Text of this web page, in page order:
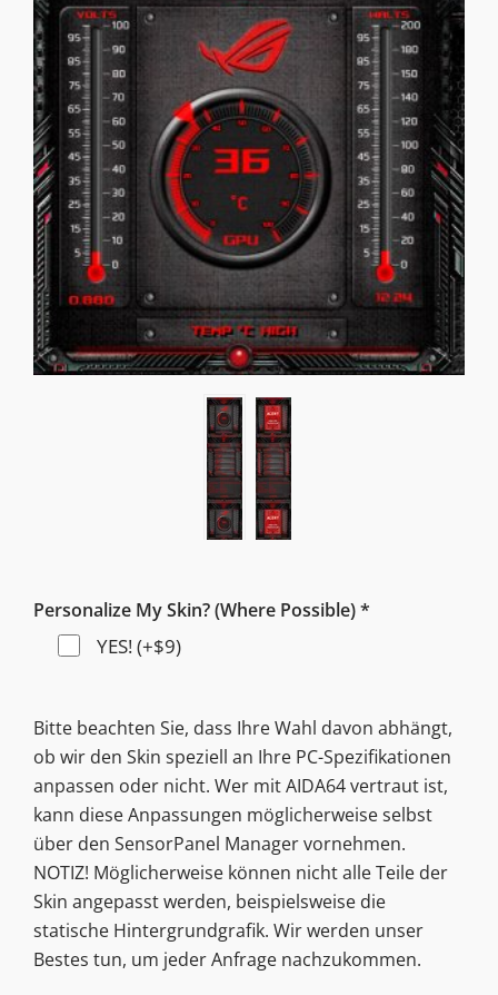
Personalize My Skin? (Where Possible) *
YES! (+$9)
Bitte beachten Sie, dass Ihre Wahl davon abhängt,
ob wir den Skin speziell an Ihre PC-Spezifikationen
anpassen oder nicht. Wer mit AIDA64 vertraut ist,
kann diese Anpassungen möglicherweise selbst
über den SensorPanel Manager vornehmen.
NOTIZ! Möglicherweise können nicht alle Teile der
Skin angepasst werden, beispielsweise die
statische Hintergrundgrafik. Wir werden unser
Bestes tun, um jeder Anfrage nachzukommen.